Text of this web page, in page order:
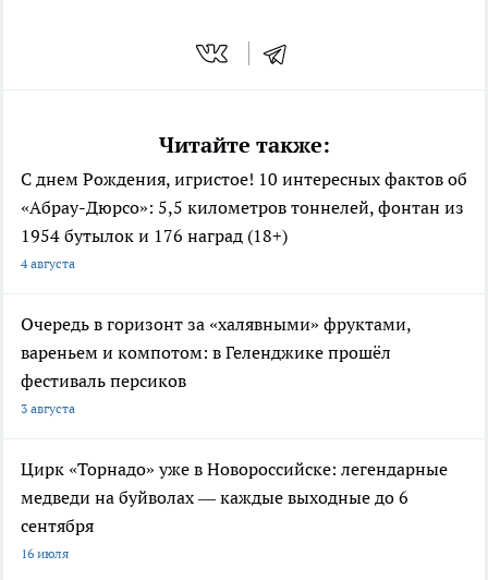
Читайте также:
С днем Рождения, игристое! 10 интересных фактов об
«Абрау-Дюрсо»: 5,5 километров тоннелей, фонтан из
1954 бутылок и 176 наград (18+)
4 августа
Очередь в горизонт за «халявными» фруктами,
вареньем и компотом: в Геленджике прошёл
фестиваль персиков
3 августа
Цирк «Торнадо» уже в Новороссийске: легендарные
медведи на буйволах — каждые выходные до 6
сентября
16 июля